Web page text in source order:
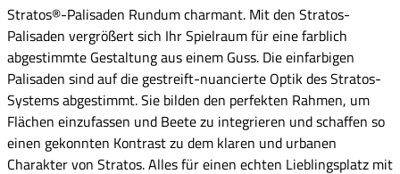
Stratos®-Palisaden Rundum charmant. Mit den Stratos-
Palisaden vergrößert sich Ihr Spielraum für eine farblich
abgestimmte Gestaltung aus einem Guss. Die einfarbigen
Palisaden sind auf die gestreift-nuancierte Optik des Stratos-
Systems abgestimmt. Sie bilden den perfekten Rahmen, um
Flächen einzufassen und Beete zu integrieren und schaffen so
einen gekonnten Kontrast zu dem klaren und urbanen
Charakter von Stratos. Alles für einen echten Lieblingsplatz mit